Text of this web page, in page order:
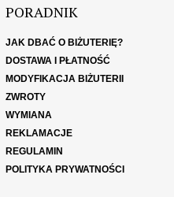
PORADNIK
JAK DBAĆ O BIŻUTERIĘ?
DOSTAWA I PŁATNOŚĆ
MODYFIKACJA BIŻUTERII
ZWROTY
WYMIANA
REKLAMACJE
REGULAMIN
POLITYKA PRYWATNOŚCI